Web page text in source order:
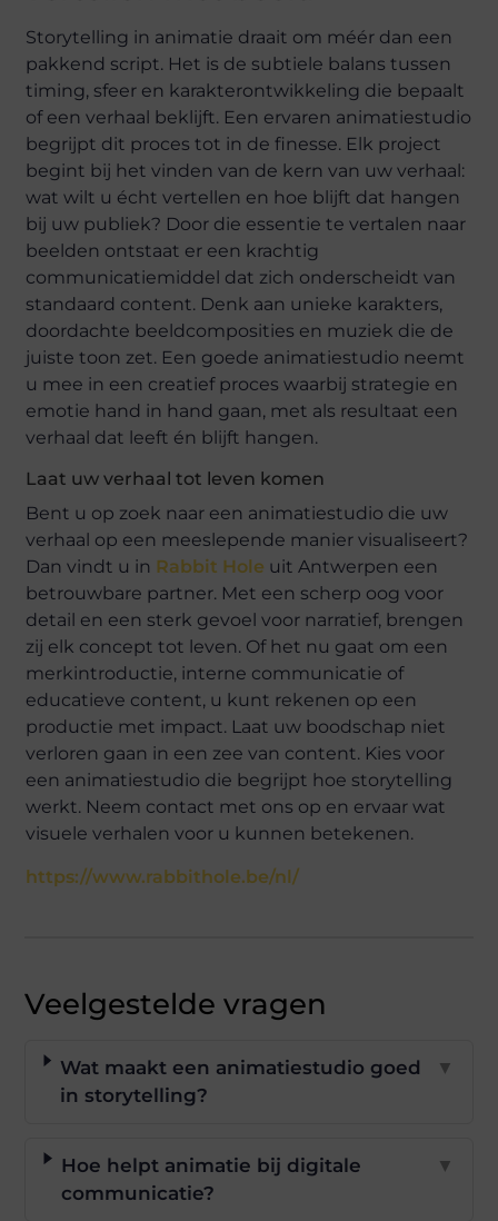
Storytelling in animatie draait om méér dan een
pakkend script. Het is de subtiele balans tussen
timing, sfeer en karakterontwikkeling die bepaalt
of een verhaal beklijft. Een ervaren animatiestudio
begrijpt dit proces tot in de finesse. Elk project
begint bij het vinden van de kern van uw verhaal:
wat wilt u écht vertellen en hoe blijft dat hangen
bij uw publiek? Door die essentie te vertalen naar
beelden ontstaat er een krachtig
communicatiemiddel dat zich onderscheidt van
standaard content. Denk aan unieke karakters,
doordachte beeldcomposities en muziek die de
juiste toon zet. Een goede animatiestudio neemt
u mee in een creatief proces waarbij strategie en
emotie hand in hand gaan, met als resultaat een
verhaal dat leeft én blijft hangen.
Laat uw verhaal tot leven komen
Bent u op zoek naar een animatiestudio die uw
verhaal op een meeslepende manier visualiseert?
Dan vindt u in Rabbit Hole uit Antwerpen een
betrouwbare partner. Met een scherp oog voor
detail en een sterk gevoel voor narratief, brengen
zij elk concept tot leven. Of het nu gaat om een
merkintroductie, interne communicatie of
educatieve content, u kunt rekenen op een
productie met impact. Laat uw boodschap niet
verloren gaan in een zee van content. Kies voor
een animatiestudio die begrijpt hoe storytelling
werkt. Neem contact met ons op en ervaar wat
visuele verhalen voor u kunnen betekenen.
https://www.rabbithole.be/nl/
Veelgestelde vragen
Wat maakt een animatiestudio goed
in storytelling?
▼
Hoe helpt animatie bij digitale
communicatie?
▼